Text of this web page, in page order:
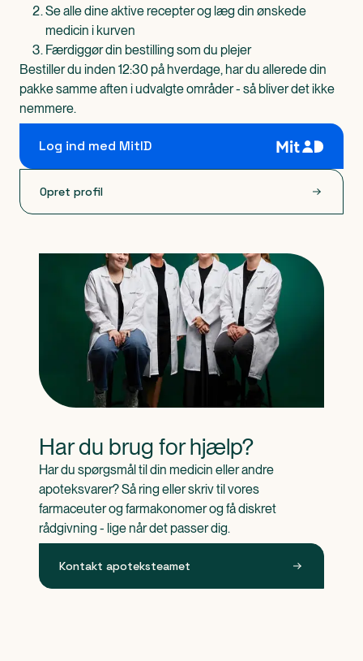
Se alle dine aktive recepter og læg din ønskede
medicin i kurven
Færdiggør din bestilling som du plejer
Bestiller du inden 12:30 på hverdage, har du allerede din
pakke samme aften i udvalgte områder - så bliver det ikke
nemmere.
Log ind med MitID
Opret profil
Har du brug for hjælp?
Har du spørgsmål til din medicin eller andre
apoteksvarer? Så ring eller skriv til vores
farmaceuter og farmakonomer og få diskret
rådgivning - lige når det passer dig.
Kontakt apoteksteamet